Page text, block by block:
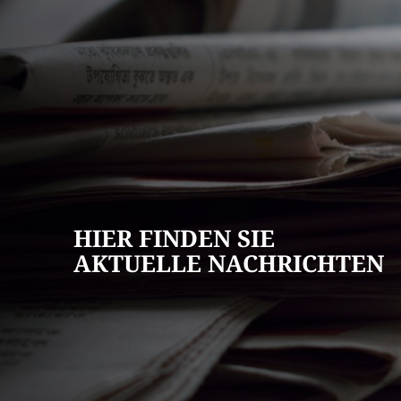
Mängel melden
Wahlen
HIER FINDEN SIE
AKTUELLE NACHRICHTEN